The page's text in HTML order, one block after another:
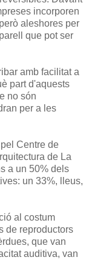
incorporen
aleshores per
que pot ser
amb facilitat a
part d'aquests
no són
per a les
Centre de
de La
a un 50% dels
un 33%, lleus,
al costum
de reproductors
que van
auditiva, van